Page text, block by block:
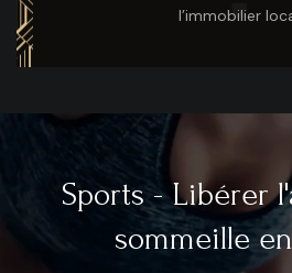
l’immobilier
Sports - Libérer
sommeille